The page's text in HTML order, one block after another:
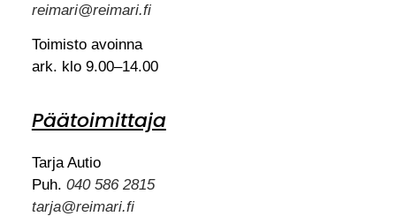
reimari@reimari.fi
Toimisto avoinna
ark. klo 9.00–14.00
Päätoimittaja
Tarja Autio
Puh. 040 586 2815
tarja@reimari.fi